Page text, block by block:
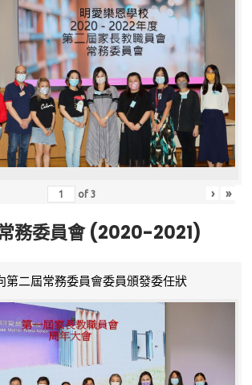
of3 › »
務委員會 (2020-2021)
第二屆常務委員會委員頒發委任狀